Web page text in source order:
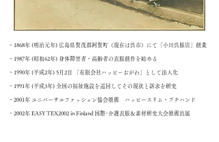
・1868年 (明治元年) 広島県賀茂郡阿賀町（現在は呉市）にて「小川呉服店」創業
・1987年 (昭和62年) 身体障害者・高齢者の衣服創作を始める
​・1990年 (平成2年) 5月2日 「有限会社ハッピーおがわ」として法人化
・1991年 (平成3年) 全国の福祉施設を巡回してその現状と訴求を研究
・2001年 ユニバーサルファッション協会推薦 ハッピースリム・プチハンド
・2002年 EASY TEX2002 in Finland 国際･介護衣服＆素材研究大会推薦出展